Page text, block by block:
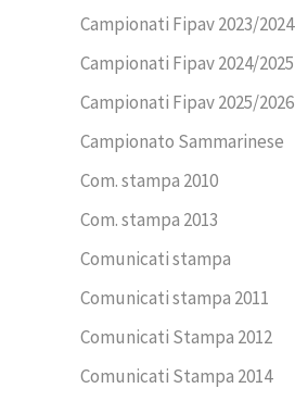
Campionati Fipav 2023/2024
Campionati Fipav 2024/2025
Campionati Fipav 2025/2026
Campionato Sammarinese
Com. stampa 2010
Com. stampa 2013
Comunicati stampa
Comunicati stampa 2011
Comunicati Stampa 2012
Comunicati Stampa 2014